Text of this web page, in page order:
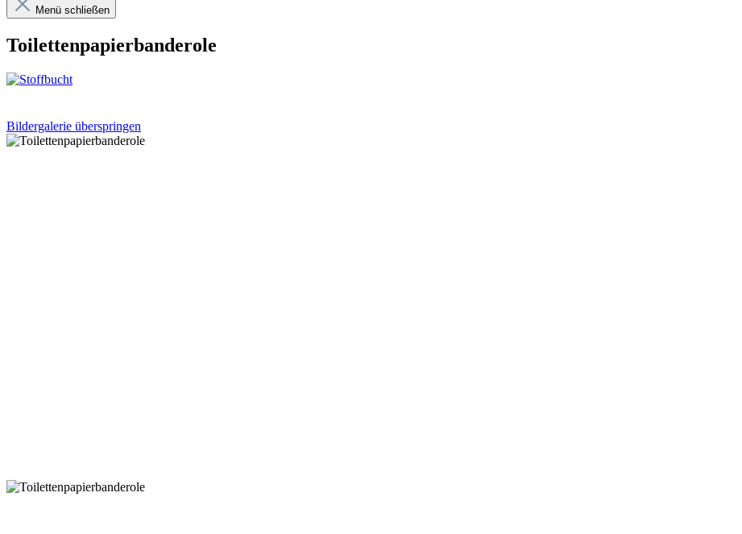
Menü schließen
Toilettenpapierbanderole
Bildergalerie überspringen